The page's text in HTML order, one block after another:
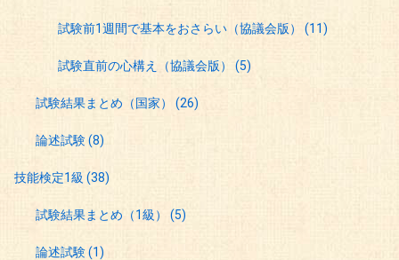
試験前1週間で基本をおさらい（協議会版） (11)
試験直前の心構え（協議会版） (5)
試験結果まとめ（国家）(26)
論述試験(8)
技能検定1級 (38)
試験結果まとめ（1級）(5)
論述試験(1)